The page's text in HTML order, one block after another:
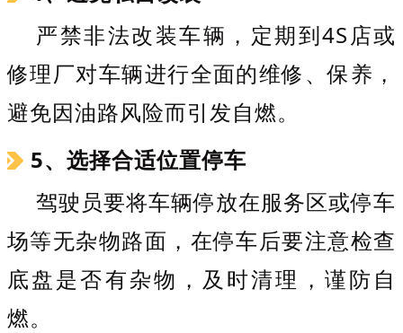
严禁非法改装车辆，定期到4S店或
修理厂对车辆进行全面的维修、保养，
避免因油路风险而引发自燃。
5、选择合适位置停车
驾驶员要将车辆停放在服务区或停车
场等无杂物路面，在停车后要注意检查
底盘是否有杂物，及时清理，谨防自
燃。